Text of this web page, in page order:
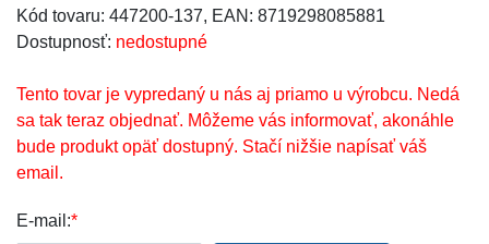
Kód tovaru: 447200-137, EAN: 8719298085881
Dostupnosť: nedostupné
Tento tovar je vypredaný u nás aj priamo u výrobcu. Nedá
sa tak teraz objednať. Môžeme vás informovať, akonáhle
bude produkt opäť dostupný. Stačí nižšie napísať váš
email.
E-mail:*